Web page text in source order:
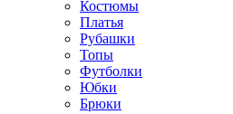
Костюмы
Платья
Рубашки
Топы
Футболки
Юбки
Брюки